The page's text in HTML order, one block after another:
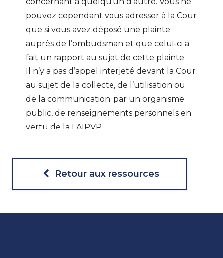
pouvez cependant vous adresser à la Cour
que si vous avez déposé une plainte
auprès de l’ombudsman et que celui-ci a
fait un rapport au sujet de cette plainte.
Il n’y a pas d’appel interjeté devant la Cour
au sujet de la collecte, de l’utilisation ou
de la communication, par un organisme
public, de renseignements personnels en
vertu de la LAIPVP.
Retour aux ressources